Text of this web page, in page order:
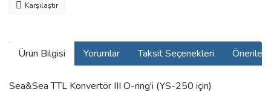
Karşılaştır
Ürün Bilgisi Yorumlar Taksit Seçenekleri
Sea&Sea TTL Konvertör III O-ring'i (YS-250 için)